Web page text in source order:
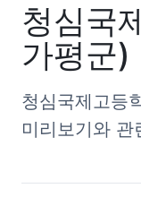
청심국
가평군)
청심국제고등
미리보기와